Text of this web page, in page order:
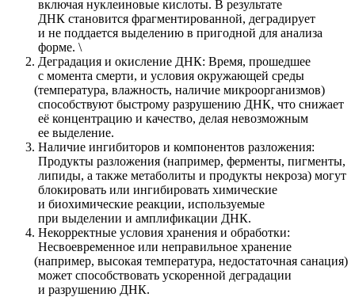
включая нуклеиновые кислоты. В результате
ДНК становится фрагментированной, деградирует
и не поддается выделению в пригодной для анализа
форме. \
Деградация и окисление ДНК: Время, прошедшее
с момента смерти, и условия окружающей среды
(температура, влажность, наличие микроорганизмов)
способствуют быстрому разрушению ДНК, что снижает
её концентрацию и качество, делая невозможным
ее выделение.
Наличие ингибиторов и компонентов разложения:
Продукты разложения (например, ферменты, пигменты,
липиды, а также метаболиты и продукты некроза) могут
блокировать или ингибировать химические
и биохимические реакции, используемые
при выделении и амплификации ДНК.
Некорректные условия хранения и обработки:
Несвоевременное или неправильное хранение
(например, высокая температура, недостаточная санация)
может способствовать ускоренной деградации
и разрушению ДНК.